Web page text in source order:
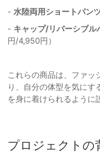
- 水陸両用ショートパン
- キャップ/リバーシブル
円/4,950円）
これらの商品は、ファッ
り、自分の体型を気にす
を身に着けられるように
プロジェクトの